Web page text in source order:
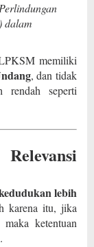
dalam
memiliki
, dan tidak
rendah seperti
lebih
karena itu, jika
ketentuan
.